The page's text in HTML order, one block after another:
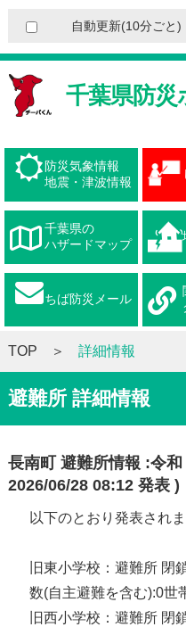
自動更新(10分ごと)
千葉県防災
防災気象情報
地震・津波情報
千葉県の
ハザードマップ
ちば防災メール
TOP 詳細情報
避難所 詳細情報
長南町 避難所情報 :令
2026/06/28 08:12 発表 )
以下のとおり発表されま
旧東小学校：避難所
数(自主避難を含む):0世
旧西小学校：避難所